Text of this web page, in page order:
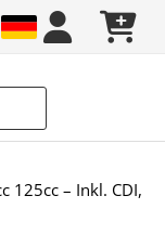
125cc – Inkl. CDI,